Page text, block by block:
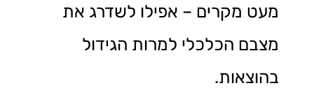
מעט מקרים – אפילו לשדרג את
מצבם הכלכלי למרות הגידול
בהוצאות.